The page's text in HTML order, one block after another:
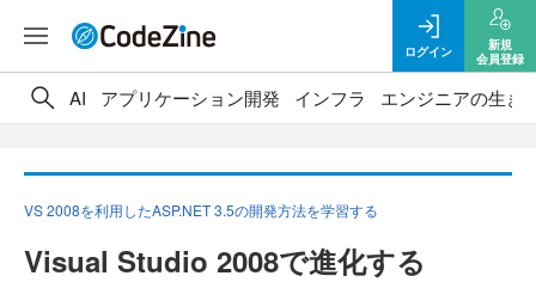
ログイン
新規
会員登録
AI アプリケーション開発 インフラ エンジニアの生き
VS 2008を利用したASP.NET 3.5の開発方法を学習する
Visual Studio 2008で進化する